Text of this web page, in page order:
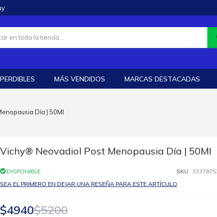
MÁS VENDIDOS MARCAS DESTACADAS
Día | 50Ml
Vichy® Neovadiol Post Menopausia Día | 50Ml
DISPONIBLE SKU
SEA EL PRIMERO EN DEJAR UNA RESEÑA PARA ESTE ARTÍCULO
$4940$5200